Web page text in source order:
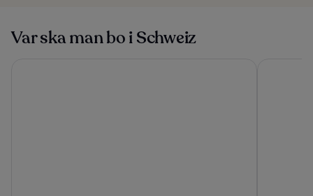
Var ska man bo i Schweiz